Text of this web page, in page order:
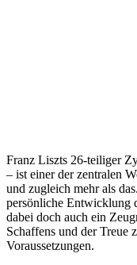
Franz Liszts 26-teiliger
– ist einer der zentralen
und zugleich mehr als
persönliche Entwicklung
dabei doch auch ein
Schaffens und der Treue
Voraussetzungen.